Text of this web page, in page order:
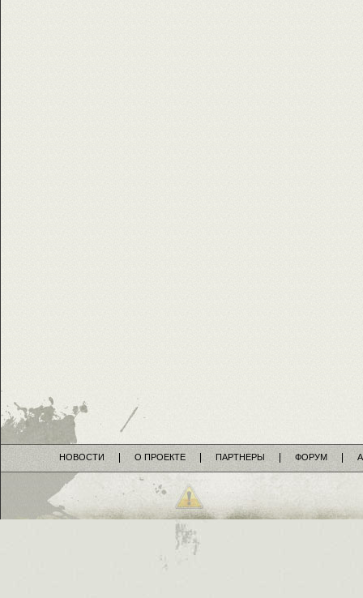
НОВОСТИ О ПРОЕКТЕ ПАРТНЕРЫ ФОРУМ